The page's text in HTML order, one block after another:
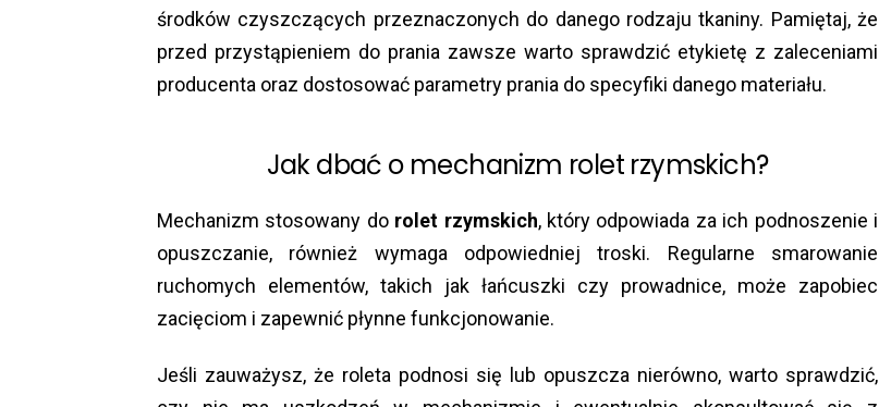
środków czyszczących przeznaczonych do danego rodzaju tkaniny. Pamiętaj, że
przed przystąpieniem do prania zawsze warto sprawdzić etykietę z zaleceniami
producenta oraz dostosować parametry prania do specyfiki danego materiału.
Jak dbać o mechanizm rolet rzymskich?
Mechanizm stosowany do rolet rzymskich, który odpowiada za ich podnoszenie i
opuszczanie, również wymaga odpowiedniej troski. Regularne smarowanie
ruchomych elementów, takich jak łańcuszki czy prowadnice, może zapobiec
zacięciom i zapewnić płynne funkcjonowanie.
Jeśli zauważysz, że roleta podnosi się lub opuszcza nierówno, warto sprawdzić,